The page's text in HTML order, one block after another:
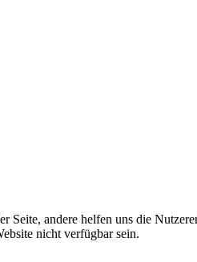
andere helfen uns die
nicht verfügbar sein.